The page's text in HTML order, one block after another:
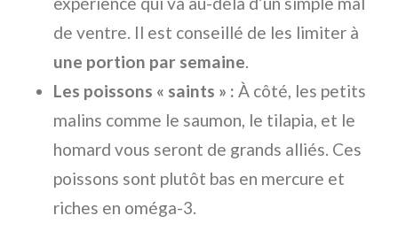
de ventre. Il est conseillé de les limiter à
une portion par semaine
Les poissons « saints » : À côté, les petits
malins comme le saumon, le tilapia, et le
homard vous seront de grands alliés. Ces
poissons sont plutôt bas en mercure et
riches en oméga-3.